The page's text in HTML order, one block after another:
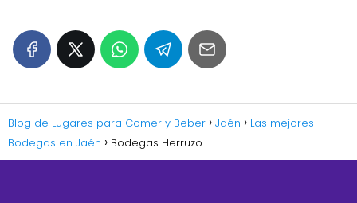
Blog de Lugares para Comer y Beber Jaén
Las mejores
Bodegas en Jaén
Bodegas Herruzo